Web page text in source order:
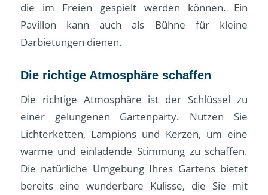
die im Freien gespielt werden können. Ein
Pavillon kann auch als Bühne für kleine
Darbietungen dienen.
Die richtige Atmosphäre schaffen
Die richtige Atmosphäre ist der Schlüssel zu
einer gelungenen Gartenparty. Nutzen Sie
Lichterketten, Lampions und Kerzen, um eine
warme und einladende Stimmung zu schaffen.
Die natürliche Umgebung Ihres Gartens bietet
bereits eine wunderbare Kulisse, die Sie mit